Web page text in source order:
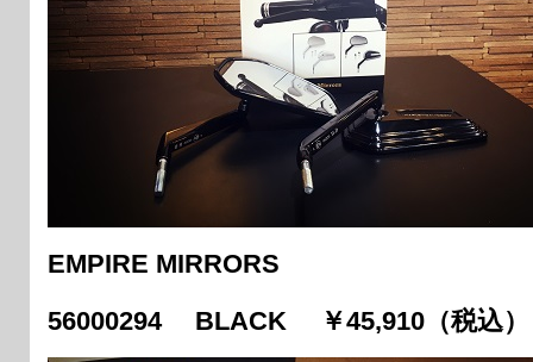
EMPIRE MIRRORS
56000294 BLACK ￥45,910（税込）